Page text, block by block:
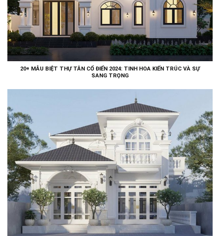
20+ MẪU BIỆT THỰ TÂN CỔ ĐIỂN 2024: TINH HOA KIẾN TRÚC VÀ SỰ
SANG TRỌNG